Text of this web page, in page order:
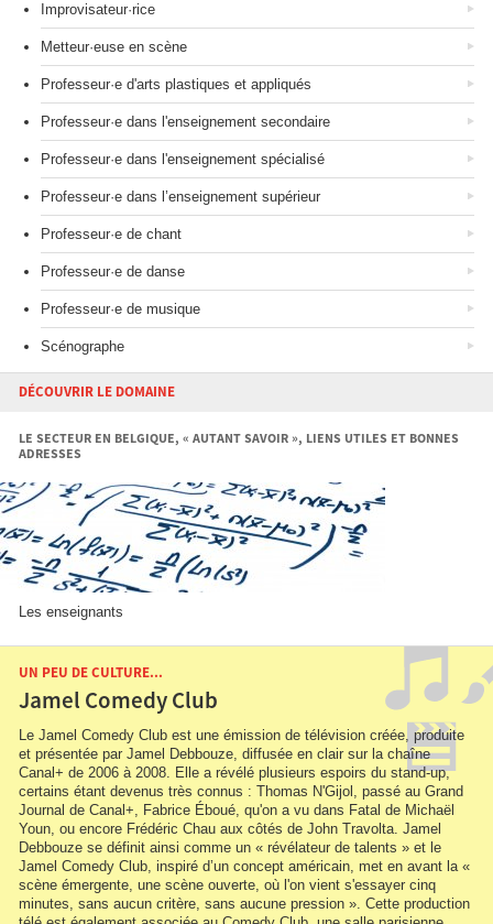
Improvisateur·rice
Metteur·euse en scène
Professeur·e d'arts plastiques et appliqués
Professeur·e dans l'enseignement secondaire
Professeur·e dans l'enseignement spécialisé
Professeur·e dans l’enseignement supérieur
Professeur·e de chant
Professeur·e de danse
Professeur·e de musique
Scénographe
DÉCOUVRIR LE DOMAINE
LE SECTEUR EN BELGIQUE, « AUTANT SAVOIR », LIENS UTILES ET BONNES
ADRESSES
Les enseignants
UN PEU DE CULTURE...
Jamel Comedy Club
Le Jamel Comedy Club est une émission de télévision créée, produite
et présentée par Jamel Debbouze, diffusée en clair sur la chaîne
Canal+ de 2006 à 2008. Elle a révélé plusieurs espoirs du stand-up,
certains étant devenus très connus : Thomas N'Gijol, passé au Grand
Journal de Canal+, Fabrice Éboué, qu'on a vu dans Fatal de Michaël
Youn, ou encore Frédéric Chau aux côtés de John Travolta. Jamel
Debbouze se définit ainsi comme un « révélateur de talents » et le
Jamel Comedy Club, inspiré d’un concept américain, met en avant la «
scène émergente, une scène ouverte, où l'on vient s'essayer cinq
minutes, sans aucun critère, sans aucune pression ». Cette production